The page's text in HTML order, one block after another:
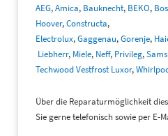
AEG,Amica, Bauknecht, BEKO,
Hoover,Constructa,
Electrolux,Gaggenau,Gorenje,
Liebherr, Miele, Neff, Privileg,
Techwood Vestfrost Luxor,
Über die Reparaturmöglichkeit
Sie gerne telefonisch sowie per E-